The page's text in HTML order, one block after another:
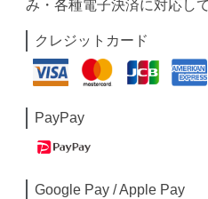
み・各種電子決済に対応し
クレジットカード
PayPay
Google Pay / Apple Pay